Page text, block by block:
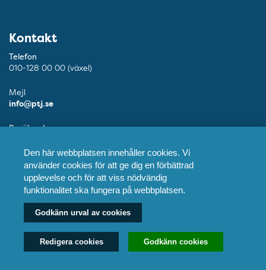
Den här webbplatsen innehåller cookies. Vi
använder cookies för att ge dig en förbättrad
upplevelse och för att viss nödvändig
funktionalitet ska fungera på webbplatsen.
Godkänn urval av cookies
Redigera cookies Godkänn cookies
Kontakt
Telefon
010-128 00 00 (växel)
Mejl
info@ptj.se
Besöksadress
Postadress
Praktikertjänst AB, 103 55 Stockholm
Fler kontaktuppgifter
Våra vårdcentraler